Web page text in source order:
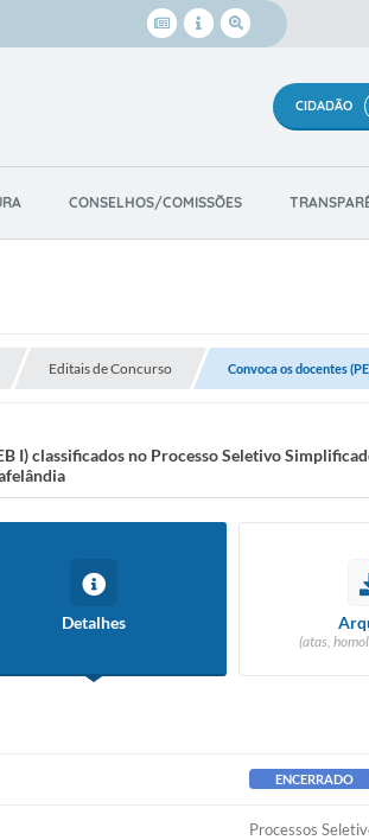
CIDADÃO
CONSELHOS/COMISSÕES
Editais de Concurso Convoca os docentes
I) classificados no Processo Seletivo
Detalhes
(atas,
ENCERRADO
Processos